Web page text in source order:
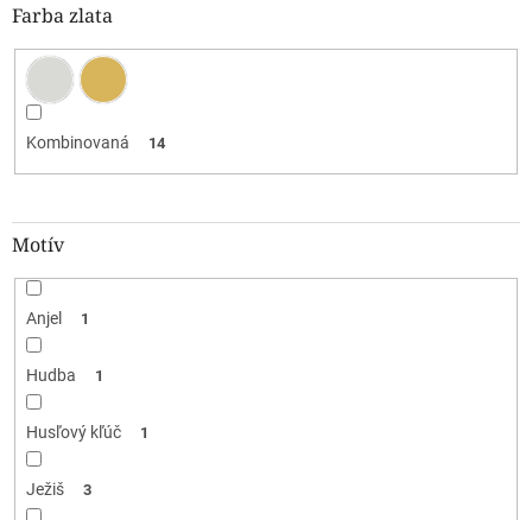
Farba zlata
Kombinovaná 14
Motív
Anjel 1
Hudba 1
Husľový kľúč 1
Ježiš 3